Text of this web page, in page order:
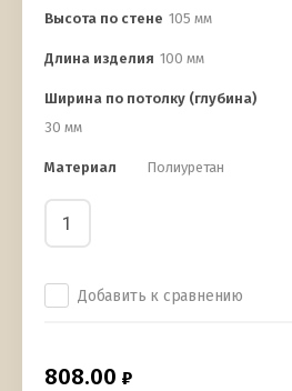
Высота по стене 105 мм
Длина изделия 100 мм
Ширина по потолку (глубина)
30 мм
Материал Полиуретан
Добавить к сравнению
808.00